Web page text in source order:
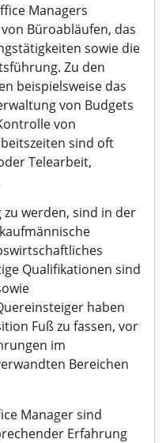
Managers
Büroabläufen, das
sowie die
Zu den
beispielsweise das
von Budgets
von
sind oft
Telearbeit,
werden, sind in der
Qualifikationen sind
haben
Fuß zu fassen, vor
im
Bereichen
Manager sind
Erfahrung